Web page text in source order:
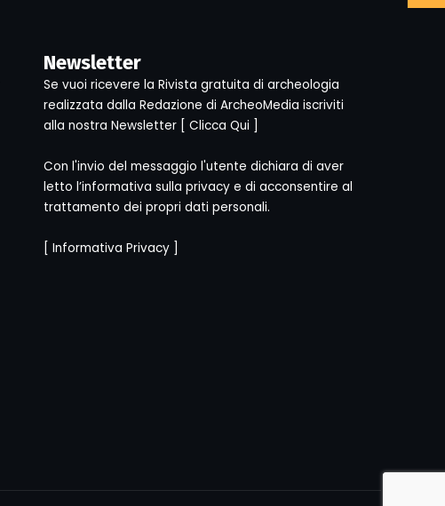
Newsletter
Se vuoi ricevere la Rivista gratuita di archeologia
realizzata dalla Redazione di ArcheoMedia iscriviti
alla nostra Newsletter [ Clicca Qui ]
Con l'invio del messaggio l'utente dichiara di aver
letto l’informativa sulla privacy e di acconsentire al
trattamento dei propri dati personali.
[ Informativa Privacy]